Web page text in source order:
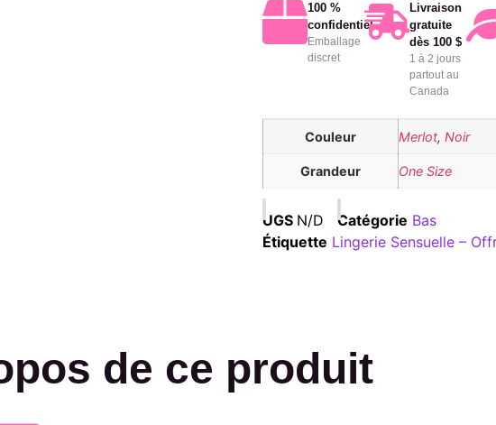
100 %
confidentiel
Emballage
discret
Livraison
gratuite
dès 100 $
1 à 2 jours
partout au
Canada
Couleur Merlot, Noir
Grandeur One Size
UGS N/D Catégorie Bas
Étiquette Lingerie Sensuelle –
de ce produit